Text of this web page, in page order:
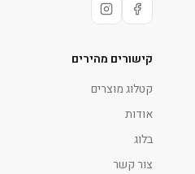
קישורים מהירים
קטלוג מוצרים
אודות
בלוג
צור קשר